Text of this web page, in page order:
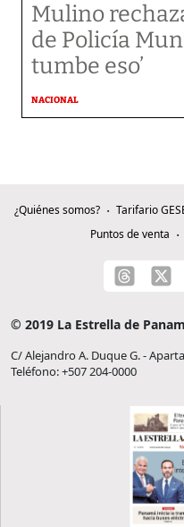
Mulino
de Policía
tumbe eso’
NACIONAL
¿Quiénes somos? Tarifario
Puntos de venta
© 2019 La Estrella de
C/ Alejandro A. Duque G. -
Teléfono: +507 204-0000